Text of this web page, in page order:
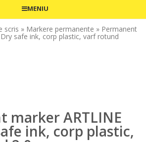
MENIU
scris » Markere permanente » Permanent
safe ink, corp plastic, varf rotund
marker ARTLINE
ink, corp plastic,